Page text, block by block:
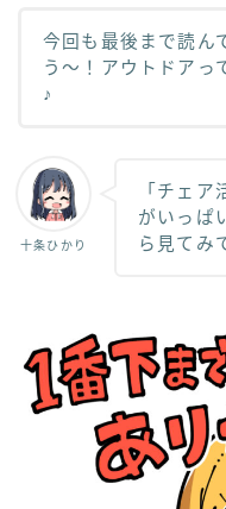
今回も最後まで読ん
う〜！アウトドアっ
♪
十条ひかり
「チェ
がいっぱ
ら見てみ